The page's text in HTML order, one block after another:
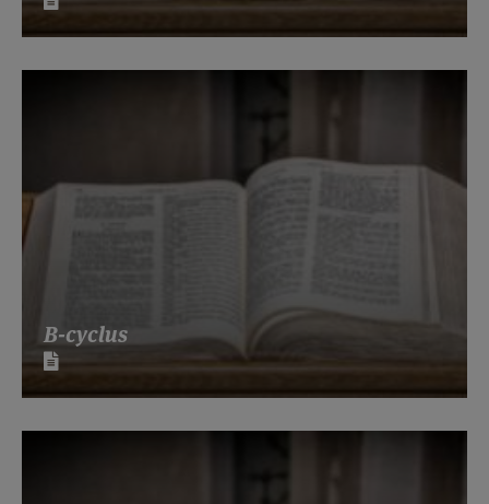
B-cyclus